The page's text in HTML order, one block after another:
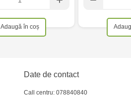
Adaugă în coș
Date de contact
Call centru: 078840840